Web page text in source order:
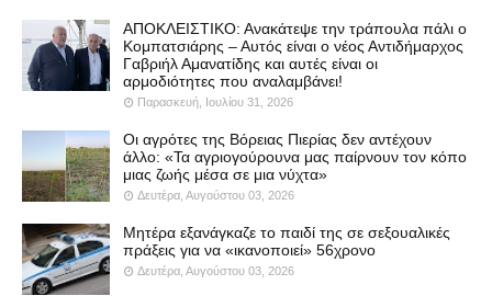
ΑΠΟΚΛΕΙΣΤΙΚΟ: Ανακάτεψε την τράπουλα πάλι ο
Κομπατσιάρης – Αυτός είναι ο νέος Αντιδήμαρχος
Γαβριήλ Αμανατίδης και αυτές είναι οι
αρμοδιότητες που αναλαμβάνει!
Παρασκευή, Ιουλίου 31, 2026
Οι αγρότες της Βόρειας Πιερίας δεν αντέχουν
άλλο: «Τα αγριογούρουνα μας παίρνουν τον κόπο
μιας ζωής μέσα σε μια νύχτα»
Δευτέρα, Αυγούστου 03, 2026
Μητέρα εξανάγκαζε το παιδί της σε σεξουαλικές
πράξεις για να «ικανοποιεί» 56χρονο
Δευτέρα, Αυγούστου 03, 2026